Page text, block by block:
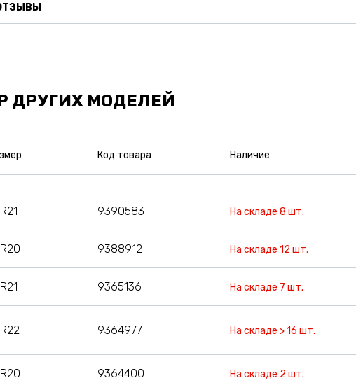
ДРУГИХ МОДЕЛЕЙ
Код товара Наличие
9390583 На складе 8 шт.
9388912 На складе 12 шт.
9365136 На складе 7 шт.
9364977 На складе > 16 шт.
9364400 На складе 2 шт.